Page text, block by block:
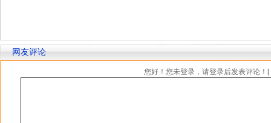
网友评论
您好！您未登录，请登录后发表评论！[